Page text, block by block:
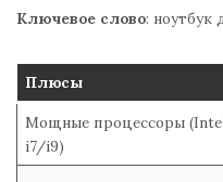
Ключевое слово: ноутбук
Плюсы
Мощные процессоры
i7/i9)